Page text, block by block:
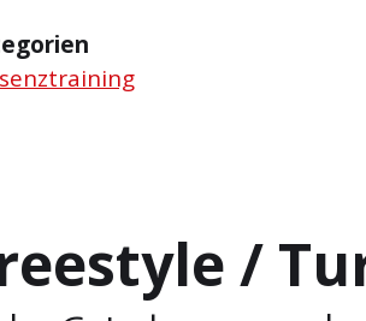
/